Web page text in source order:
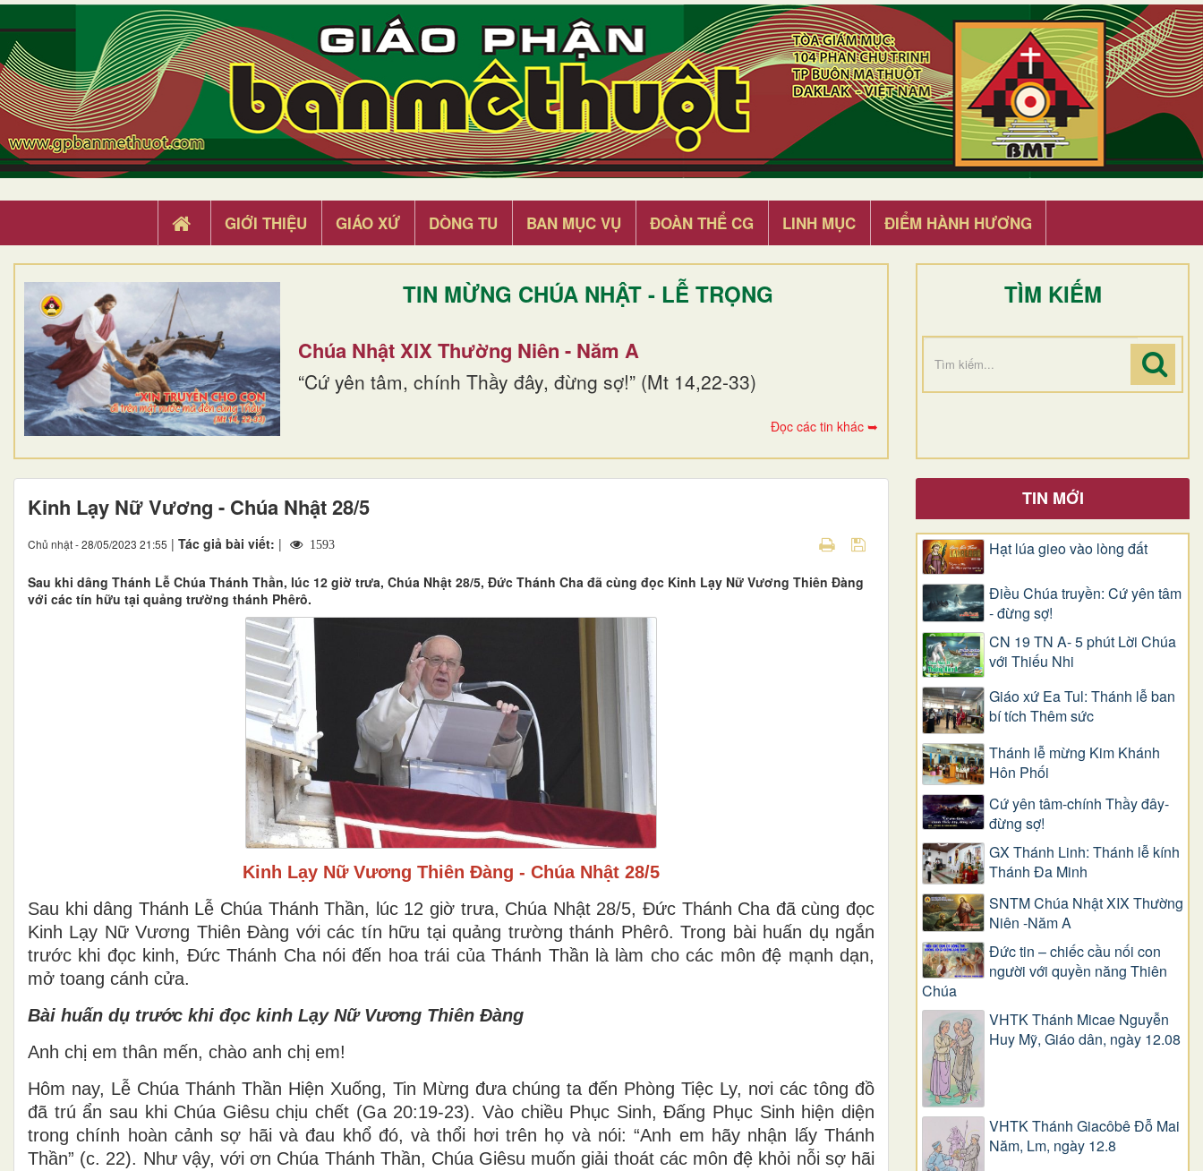
GIỚI THIỆU GIÁO XỨ DÒNG TU BAN MỤC VỤ ĐOÀN THỂ CG LINH MỤC ĐIỂM HÀNH HƯƠNG
TIN MỪNG CHÚA NHẬT - LỄ TRỌNG
Chúa Nhật XIX Thường Niên - Năm A
“Cứ yên tâm, chính Thầy đây, đừng sợ!” (Mt 14,22-33)
Đọc các tin khác ➥
TÌM KIẾM
Kinh Lạy Nữ Vương - Chúa Nhật 28/5
Chủ nhật - 28/05/2023 21:55 | Tác giả bài viết: | 1593
Sau khi dâng Thánh Lễ Chúa Thánh Thần, lúc 12 giờ trưa, Chúa Nhật 28/5, Đức Thánh Cha đã cùng đọc Kinh Lạy Nữ Vương Thiên Đàng
với các tín hữu tại quảng trường thánh Phêrô.
Kinh Lạy Nữ Vương Thiên Đàng - Chúa Nhật 28/5
Sau khi dâng Thánh Lễ Chúa Thánh Thần, lúc 12 giờ trưa, Chúa Nhật 28/5, Đức Thánh Cha đã cùng đọc
Kinh Lạy Nữ Vương Thiên Đàng với các tín hữu tại quảng trường thánh Phêrô. Trong bài huấn dụ ngắn
trước khi đọc kinh, Đức Thánh Cha nói đến hoa trái của Thánh Thần là làm cho các môn đệ mạnh dạn,
mở toang cánh cửa.
Bài huấn dụ trước khi đọc kinh Lạy Nữ Vương Thiên Đàng
Anh chị em thân mến, chào anh chị em!
Hôm nay, Lễ Chúa Thánh Thần Hiện Xuống, Tin Mừng đưa chúng ta đến Phòng Tiệc Ly, nơi các tông đồ
đã trú ẩn sau khi Chúa Giêsu chịu chết (Ga 20:19-23). Vào chiều Phục Sinh, Đấng Phục Sinh hiện diện
trong chính hoàn cảnh sợ hãi và đau khổ đó, và thổi hơi trên họ và nói: “Anh em hãy nhận lấy Thánh
Thần” (c. 22). Như vậy, với ơn Chúa Thánh Thần, Chúa Giêsu muốn giải thoát các môn đệ khỏi nỗi sợ hãi
TIN MỚI
Hạt lúa gieo vào lòng đất
Điều Chúa truyền: Cứ yên tâm
- đừng sợ!
CN 19 TN A- 5 phút Lời Chúa
với Thiếu Nhi
Giáo xứ Ea Tul: Thánh lễ ban
bí tích Thêm sức
Thánh lễ mừng Kim Khánh
Hôn Phối
Cứ yên tâm-chính Thầy đây-
đừng sợ!
GX Thánh Linh: Thánh lễ kính
Thánh Đa Minh
SNTM Chúa Nhật XIX Thường
Niên -Năm A
Đức tin – chiếc cầu nối con
người với quyền năng Thiên
Chúa
VHTK Thánh Micae Nguyễn
Huy Mỹ, Giáo dân, ngày 12.08
VHTK Thánh Giacôbê Ðỗ Mai
Năm, Lm, ngày 12.8